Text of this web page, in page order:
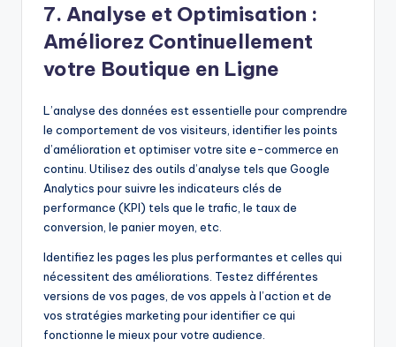
7. Analyse et Optimisation :
Améliorez Continuellement
votre Boutique en Ligne
L’analyse des données est essentielle pour comprendre
le comportement de vos visiteurs, identifier les points
d’amélioration et optimiser votre site e-commerce en
continu. Utilisez des outils d’analyse tels que Google
Analytics pour suivre les indicateurs clés de
performance (KPI) tels que le trafic, le taux de
conversion, le panier moyen, etc.
Identifiez les pages les plus performantes et celles qui
nécessitent des améliorations. Testez différentes
versions de vos pages, de vos appels à l’action et de
vos stratégies marketing pour identifier ce qui
fonctionne le mieux pour votre audience.